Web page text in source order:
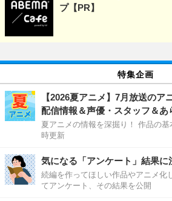
プ【PR】
特集企画
【2026夏アニメ】7月放送のア
配信情報＆声優・スタッフ＆あ
夏アニメの情報を深掘り！ 作品の
時更新
気になる「アンケート」結果に
続編を作ってほしい作品やアニメ化
てアンケート、その結果を公開